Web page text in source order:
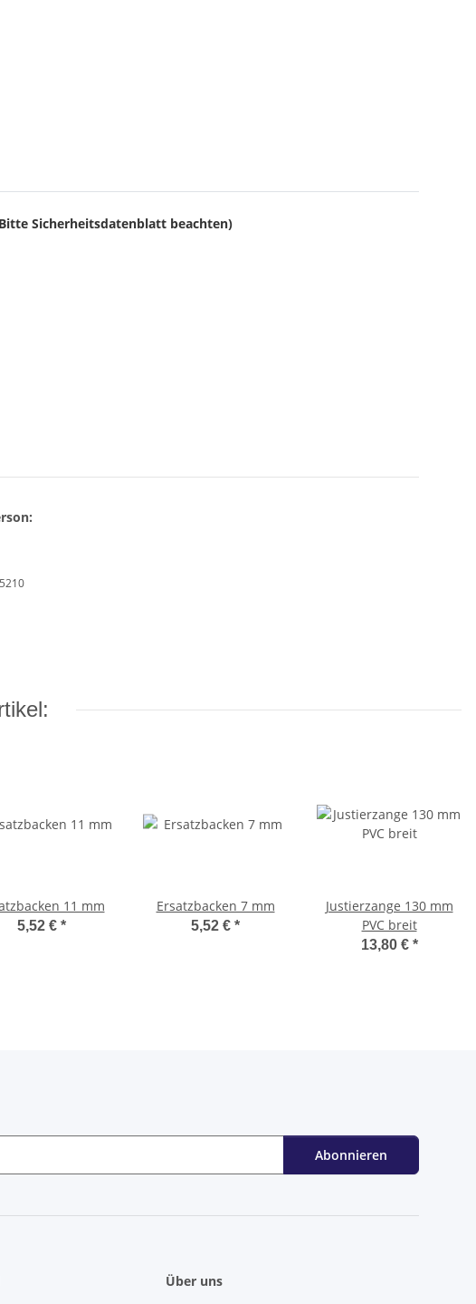
Sicherheitsdatenblatt beachten)
11 mm
5,52 € *
Ersatzbacken 7 mm
5,52 € *
Justierzange 130 mm
PVC breit
13,80 € *
Abonnieren
Über uns